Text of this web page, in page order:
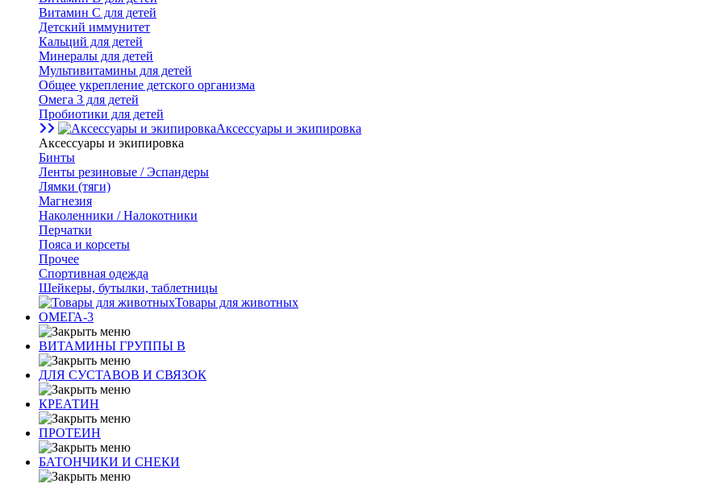
Витамин С для детей
Детский иммунитет
Кальций для детей
Минералы для детей
Мультивитамины для детей
Общее укрепление детского организма
Омега 3 для детей
Пробиотики для детей
Аксессуары и экипировка
Аксессуары и экипировка
Бинты
Ленты резиновые / Эспандеры
Лямки (тяги)
Магнезия
Наколенники / Налокотники
Перчатки
Пояса и корсеты
Прочее
Спортивная одежда
Шейкеры, бутылки, таблетницы
Товары для животных
ОМЕГА-3
ВИТАМИНЫ ГРУППЫ В
ДЛЯ СУСТАВОВ И СВЯЗОК
КРЕАТИН
ПРОТЕИН
БАТОНЧИКИ И СНЕКИ